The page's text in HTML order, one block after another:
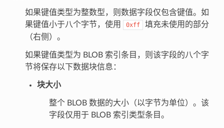
如果键值类型为整数型，则数据字段仅包含键值。如
果键值小于八个字节，使用
0xff
填充未使用的部分
（右侧）。
如果键值类型为 BLOB 索引条目，则该字段的八个字
节将保存以下数据块信息：
块大小
整个 BLOB 数据的大小（以字节为单位）。该
字段仅用于 BLOB 索引类型条目。